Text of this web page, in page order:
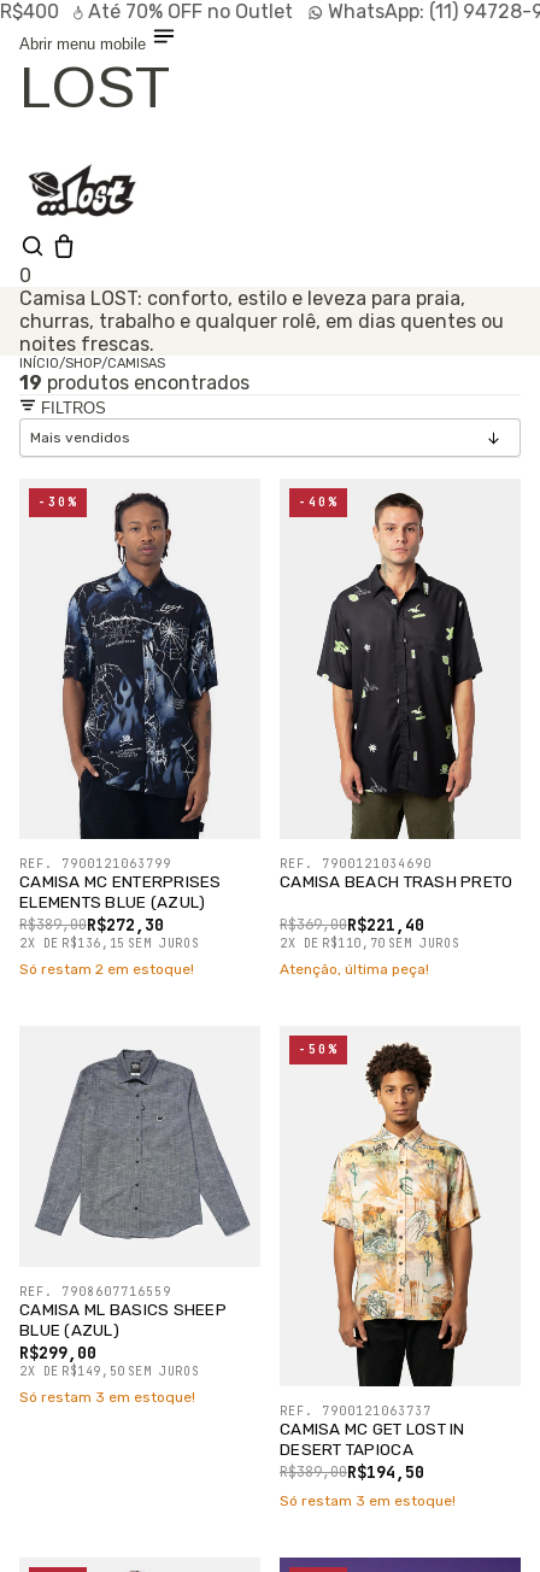
Até70% OFF no Outlet WhatsApp:(11) 94728-
Abrir menu mobile
LOST
0
Shop
Lançamentos
HOT
Linhas
Especiais
Outlet
Camisa LOST: conforto, estilo e leveza para praia,
churras, trabalho e qualquer rolê, em dias quentes ou
noites frescas.
INÍCIO/SHOP/CAMISAS
19 produtos encontrados
FILTROS
CAMISA MC ENTERPRISES
ELEMENTS BLUE (AZUL)
R$272,30
R$389,00
2X DE R$136,15 SEM JUROS
REF. 7900121063799
-30%
Só restam 2 em estoque!
CAMISA BEACH TRASH PRETO
R$221,40
R$369,00
2X DE R$110,70 SEM JUROS
REF. 7900121034690
-40%
Atenção, última peça!
CAMISA ML BASICS SHEEP
BLUE (AZUL)
R$299,00
2X DE R$149,50 SEM JUROS
REF. 7908607716559
Só restam 3 em estoque!
CAMISA MC GET LOST IN
DESERT TAPIOCA
R$194,50
R$389,00
REF. 7900121063737
-50%
Só restam 3 em estoque!